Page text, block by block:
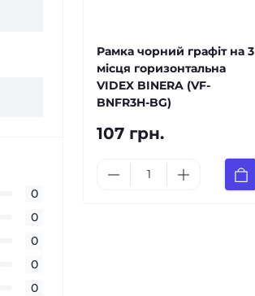
0
0
0
0
0
Рамка чорний графіт на 3
місця горизонтальна
VIDEX BINERA (VF-
BNFR3H-BG)
107 грн.